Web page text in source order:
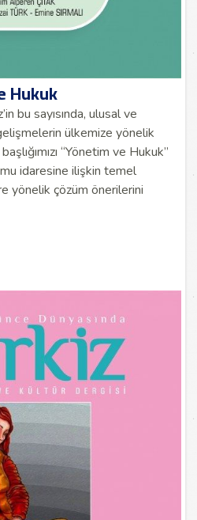
Hukuk
bu sayısında, ulusal ve
ülkemize yönelik
“Yönetim ve Hukuk”
idaresine ilişkin temel
yönelik çözüm önerilerini